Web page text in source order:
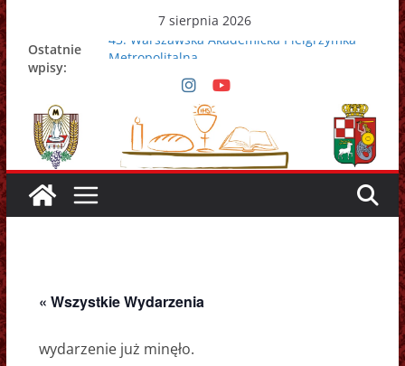
Przejdź
do
treści
7 sierpnia 2026
Ostatnie
wpisy:
43. Warszawska Akademicka Pielgrzymka
Metropolitalna
Nowy Papież – Leon XIV
Zmarł papież Franciszek
Adrian Galbas nowym metropolitą
warszawskim
Zmarł ks. prałat Kazimierz Apel
« Wszystkie Wydarzenia
wydarzenie już minęło.